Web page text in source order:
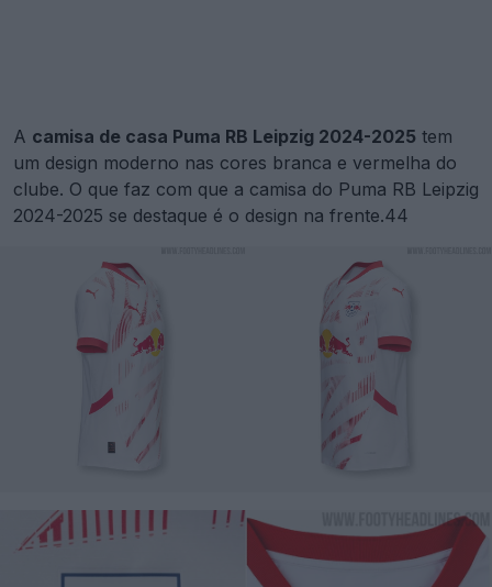
A camisa de casa Puma RB Leipzig 2024-2025 tem
um design moderno nas cores branca e vermelha do
clube. O que faz com que a camisa do Puma RB Leipzig
2024-2025 se destaque é o design na frente.44